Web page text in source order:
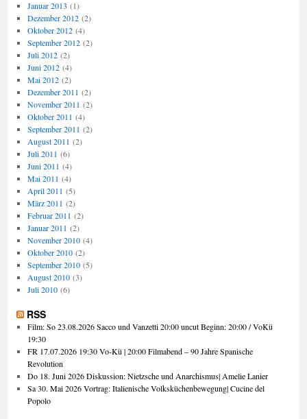
Januar 2013 (1)
Dezember 2012(2)
Oktober 2012(4)
September 2012(2)
Juli 2012(2)
Juni 2012(4)
Mai 2012(2)
Dezember 2011 (2)
November 2011 (2)
Oktober 2011 (4)
September 2011 (2)
August 2011 (2)
Juli 2011 (6)
Juni 2011 (4)
Mai 2011 (4)
April 2011 (5)
März 2011 (2)
Februar 2011 (2)
Januar 2011 (2)
November 2010(4)
Oktober 2010(2)
September 2010(5)
August 2010(3)
Juli 2010(6)
RSS
Film: So 23.08.2026 Sacco und Vanzetti 20:00 uncut Beginn: 20:00 / VoKü
19:30
FR 17.07.2026 19:30 Vo-Kü | 20:00 Filmabend – 90 Jahre Spanische
Revolution
Do 18. Juni 2026 Diskussion: Nietzsche und Anarchismus| Amelie Lanier
Sa 30. Mai 2026 Vortrag: Italienische Volksküchenbewegung| Cucine del
Popolo